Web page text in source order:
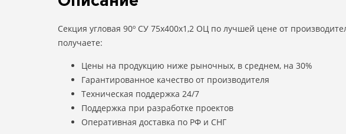
Секция угловая 90º СУ 75х400х1,2 ОЦ по лучшей цене от
получаете:
Цены на продукцию ниже рыночных, в среднем, на 30%
Гарантированное качество от производителя
Техническая поддержка 24/7
Поддержка при разработке проектов
Оперативная доставка по РФ и СНГ